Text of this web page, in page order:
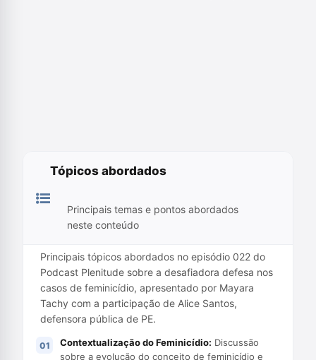
Tópicos abordados
Principais temas e pontos abordados
neste conteúdo
Principais tópicos abordados no episódio 022 do
Podcast Plenitude sobre a desafiadora defesa nos
casos de feminicídio, apresentado por Mayara
Tachy com a participação de Alice Santos,
defensora pública de PE.
Contextualização do Feminicídio: Discussão
sobre a evolução do conceito de feminicídio e